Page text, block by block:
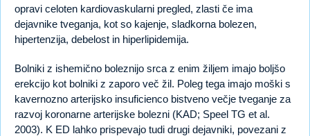
opravi celoten kardiovaskularni pregled, zlasti če ima
dejavnike tveganja, kot so kajenje, sladkorna bolezen,
hipertenzija, debelost in hiperlipidemija.
Bolniki z ishemično boleznijo srca z enim žiljem imajo boljšo
erekcijo kot bolniki z zaporo več žil. Poleg tega imajo moški s
kavernozno arterijsko insuficienco bistveno večje tveganje za
razvoj koronarne arterijske bolezni (KAD; Speel TG et al.
2003). K ED lahko prispevajo tudi drugi dejavniki, povezani z